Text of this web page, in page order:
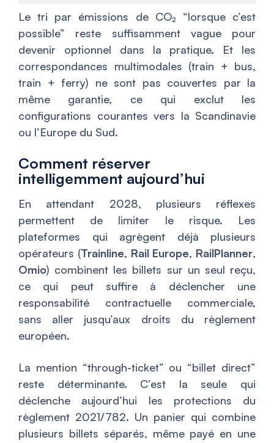
Le tri par émissions de CO₂ “lorsque c’est
possible” reste suffisamment vague pour
devenir optionnel dans la pratique. Et les
correspondances multimodales (train + bus,
train + ferry) ne sont pas couvertes par la
même garantie, ce qui exclut les
configurations courantes vers la Scandinavie
ou l’Europe du Sud.
Comment réserver
intelligemment aujourd’hui
En attendant 2028, plusieurs réflexes
permettent de limiter le risque. Les
plateformes qui agrègent déjà plusieurs
opérateurs (Trainline, Rail Europe, RailPlanner,
Omio) combinent les billets sur un seul reçu,
ce qui peut suffire à déclencher une
responsabilité contractuelle commerciale,
sans aller jusqu’aux droits du règlement
européen.
La mention “through-ticket” ou “billet direct”
reste déterminante. C’est la seule qui
déclenche aujourd’hui les protections du
règlement 2021/782. Un panier qui combine
plusieurs billets séparés, même payé en une